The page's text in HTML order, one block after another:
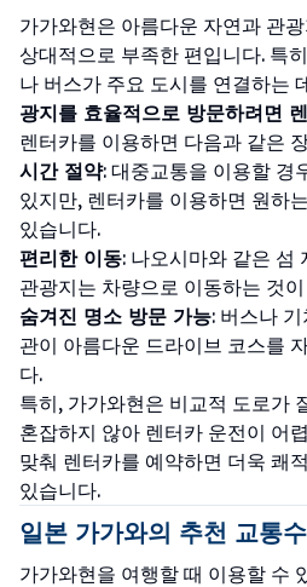
가가와현은 아름다운 자연과 관
상대적으로 부족한 편입니다. 특
나 버스가 주요 도시를 연결하는
광지를 효율적으로 방문하려면
렌터카를 이용하면 다음과 같은
시간 절약: 대중교통을 이용할 경
있지만, 렌터카를 이용하면 원하
있습니다.
편리한 이동: 나오시마와 같은 섬
관광지는 차량으로 이동하는 것
숨겨진 명소 방문 가능: 버스나
관이 아름다운 드라이브 코스를
다.
특히, 가가와현은 비교적 도로가
혼잡하지 않아 렌터카 운전이 어
맞춰 렌터카를 예약하면 더욱 쾌
있습니다.
일본 가가와의 추천 교통
가가와현을 여행할 때 이용할 수